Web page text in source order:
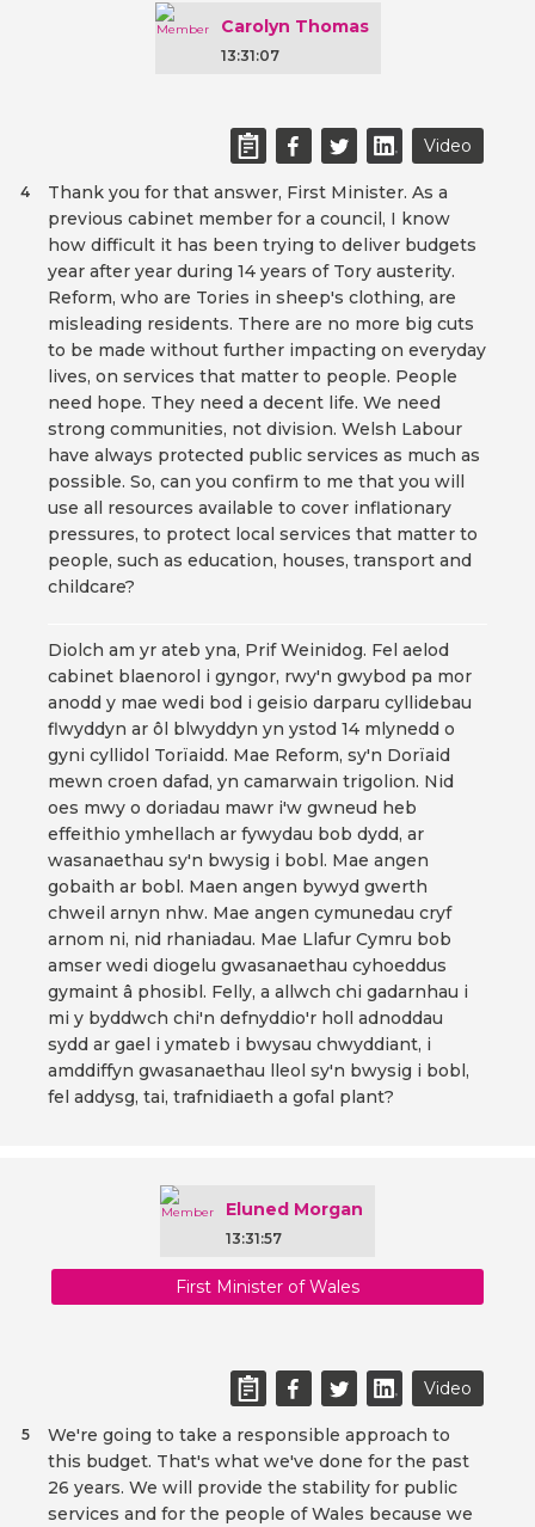
Carolyn Thomas
13:31:07
Video
Thank you for that answer, First Minister. As a
previous cabinet member for a council, I know
how difficult it has been trying to deliver budgets
year after year during 14 years of Tory austerity.
Reform, who are Tories in sheep's clothing, are
misleading residents. There are no more big cuts
to be made without further impacting on everyday
lives, on services that matter to people. People
need hope. They need a decent life. We need
strong communities, not division. Welsh Labour
have always protected public services as much as
possible. So, can you confirm to me that you will
use all resources available to cover inflationary
pressures, to protect local services that matter to
people, such as education, houses, transport and
childcare?
4
Diolch am yr ateb yna, Prif Weinidog. Fel aelod
cabinet blaenorol i gyngor, rwy'n gwybod pa mor
anodd y mae wedi bod i geisio darparu cyllidebau
flwyddyn ar ôl blwyddyn yn ystod 14 mlynedd o
gyni cyllidol Torïaidd. Mae Reform, sy'n Dorïaid
mewn croen dafad, yn camarwain trigolion. Nid
oes mwy o doriadau mawr i'w gwneud heb
effeithio ymhellach ar fywydau bob dydd, ar
wasanaethau sy'n bwysig i bobl. Mae angen
gobaith ar bobl. Maen angen bywyd gwerth
chweil arnyn nhw. Mae angen cymunedau cryf
arnom ni, nid rhaniadau. Mae Llafur Cymru bob
amser wedi diogelu gwasanaethau cyhoeddus
gymaint â phosibl. Felly, a allwch chi gadarnhau i
mi y byddwch chi'n defnyddio'r holl adnoddau
sydd ar gael i ymateb i bwysau chwyddiant, i
amddiffyn gwasanaethau lleol sy'n bwysig i bobl,
fel addysg, tai, trafnidiaeth a gofal plant?
Eluned Morgan
13:31:57
First Minister of Wales
Video
We're going to take a responsible approach to
this budget. That's what we've done for the past
26 years. We will provide the stability for public
services and for the people of Wales because we
5